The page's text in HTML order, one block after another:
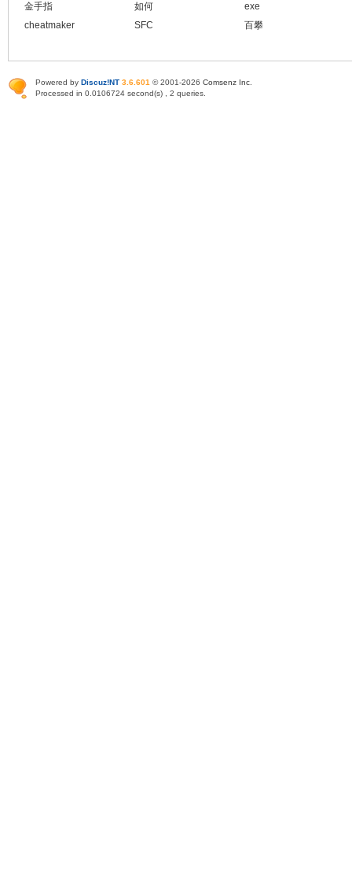
金手指
如何
exe
cheatmaker
SFC 百攀
Powered by Discuz!NT 3.6.601 © 2001-2026 Comsenz Inc
Processed in 0.0106724 second(s) , 2 queries.